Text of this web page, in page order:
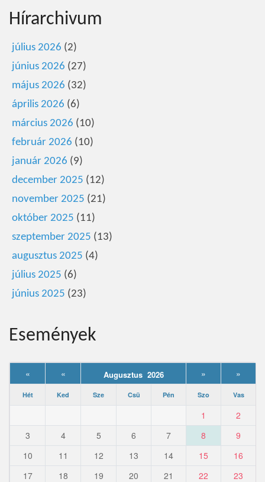
Hírarchivum
július 2026 (2)
június 2026 (27)
május 2026 (32)
április 2026 (6)
március 2026 (10)
február 2026 (10)
január 2026 (9)
december 2025 (12)
november 2025 (21)
október 2025 (11)
szeptember 2025 (13)
augusztus 2025 (4)
július 2025 (6)
június 2025 (23)
Események
« « Augusztus 2026 » »
Hét Ked Sze Csü Pén Szo Vas
1
2
3
4 5 6 7 8
9
10
11 12 13 14 15
16
17
18 19 20 21 22
23